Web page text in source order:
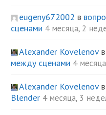
eugeny672002 в
сценами 4 месяца, 2
Alexander Kovelenovв
между сценами 4
Alexander Kovelenovв
Blender 4 месяца, 3